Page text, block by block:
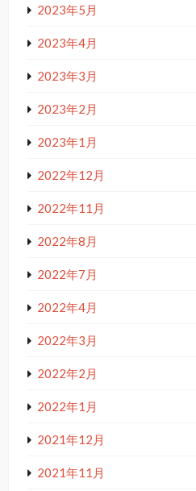
2023年5月
2023年4月
2023年3月
2023年2月
2023年1月
2022年12月
2022年11月
2022年8月
2022年7月
2022年4月
2022年3月
2022年2月
2022年1月
2021年12月
2021年11月